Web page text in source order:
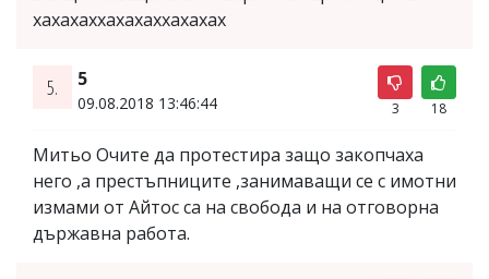
хахахаххахахаххахахах
5. 5
09.08.2018 13:46:44 3 18
Митьо Очите да протестира защо закопчаха
него ,а престъпниците ,занимаващи се с имотни
измами от Айтос са на свобода и на отговорна
държавна работа.